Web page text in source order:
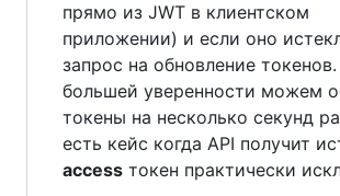
прямо из JWT в клиентском
приложении) и если оно
запрос на обновление
большей уверенности можем
токены на несколько секунд
есть кейс когда API получит
access токен практически